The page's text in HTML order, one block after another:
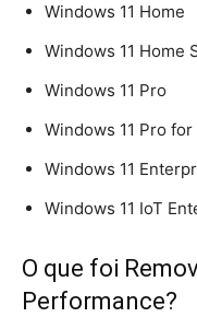
Windows 11 Home
Windows 11 Home
Windows 11 Pro
Windows 11 Pro
Windows 11
Windows 11 IoT
O que foi
Performance?